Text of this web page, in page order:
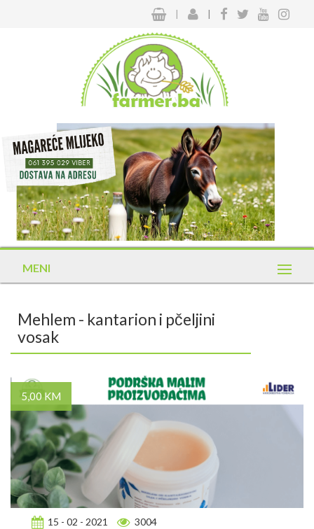
| |
MENI
Mehlem - kantarion i pčeljini
vosak
5,00 KM
15 - 02 - 2021 3004